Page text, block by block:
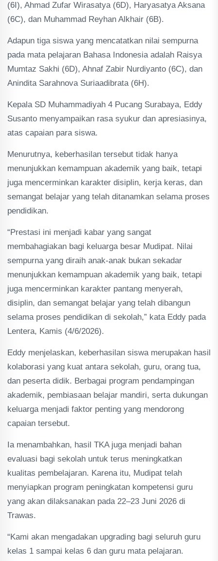
(6I), Ahmad Zufar Wirasatya (6D), Haryasatya Aksana
(6C), dan Muhammad Reyhan Alkhair (6B).
Adapun tiga siswa yang mencatatkan nilai sempurna
pada mata pelajaran Bahasa Indonesia adalah Raisya
Mumtaz Sakhi (6D), Ahnaf Zabir Nurdiyanto (6C), dan
Anindita Sarahnova Suriaadibrata (6H).
Kepala SD Muhammadiyah 4 Pucang Surabaya, Eddy
Susanto menyampaikan rasa syukur dan apresiasinya,
atas capaian para siswa.
Menurutnya, keberhasilan tersebut tidak hanya
menunjukkan kemampuan akademik yang baik, tetapi
juga mencerminkan karakter disiplin, kerja keras, dan
semangat belajar yang telah ditanamkan selama proses
pendidikan.
“Prestasi ini menjadi kabar yang sangat
membahagiakan bagi keluarga besar Mudipat. Nilai
sempurna yang diraih anak-anak bukan sekadar
menunjukkan kemampuan akademik yang baik, tetapi
juga mencerminkan karakter pantang menyerah,
disiplin, dan semangat belajar yang telah dibangun
selama proses pendidikan di sekolah,” kata Eddy pada
Lentera, Kamis (4/6/2026).
Eddy menjelaskan, keberhasilan siswa merupakan hasil
kolaborasi yang kuat antara sekolah, guru, orang tua,
dan peserta didik. Berbagai program pendampingan
akademik, pembiasaan belajar mandiri, serta dukungan
keluarga menjadi faktor penting yang mendorong
capaian tersebut.
Ia menambahkan, hasil TKA juga menjadi bahan
evaluasi bagi sekolah untuk terus meningkatkan
kualitas pembelajaran. Karena itu, Mudipat telah
menyiapkan program peningkatan kompetensi guru
yang akan dilaksanakan pada 22–23 Juni 2026 di
Trawas.
“Kami akan mengadakan upgrading bagi seluruh guru
kelas 1 sampai kelas 6 dan guru mata pelajaran.